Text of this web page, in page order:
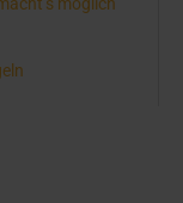
möglich